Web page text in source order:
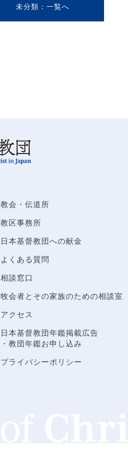
未分類
教会・伝道所
教区事務所
日本基督教団への献金
よくある質問
相談窓口
牧会者とその家族のための相談室
アクセス
日本基督教団年鑑掲載広告
・教団年鑑お申し込み
プライバシーポリシー